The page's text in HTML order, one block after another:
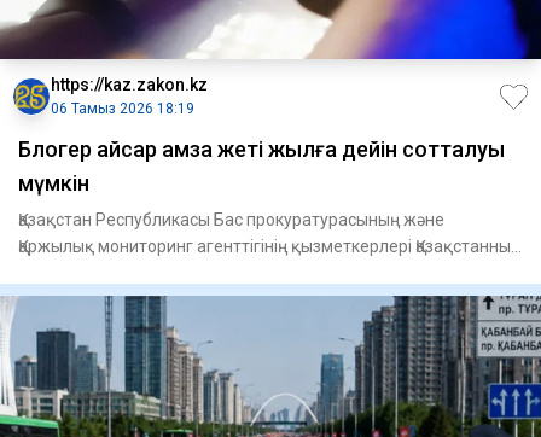
https://kaz.zakon.kz
06 Тамыз 2026 18:19
Блогер Қайсар Қамза жеті жылға дейін сотталуы
мүмкін
Қазақстан Республикасы Бас прокуратурасының және
Қаржылық мониторинг агенттігінің қызметкерлері Қазақстанның